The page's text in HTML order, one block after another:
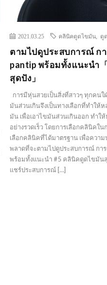
2021.03.25 คลินิคดูดไขมัน ดู
ตามไปดูประสบการณ์ ก
pantip พร้อมทั้งแนะนำ
สุดปัง」
การมีหุ่นสวยเป็นสิ่งที่สาวๆ ทุกคน
มันส่วนเกินจึงเป็นทางเลือกที่ทำให้
มัน เพื่อเอาไขมันส่วนเกินออก ทำใ
อย่างรวดเร็ว โดยการเลือกคลินิคใ
เลือกคลินิคที่ได้มาตรฐาน เพื่อควา
พลาดที่จะตามไปดูประสบการณ์ กา
พร้อมทั้งแนะนำ #5 คลินิคดูดไขมันสุ
แชร์ประสบการณ์ […]